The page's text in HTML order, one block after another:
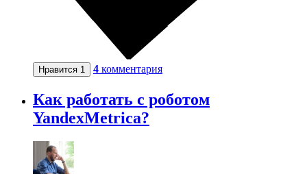
Нравится 1 4 комментария
Как работать с роботом
YandexMetrica?